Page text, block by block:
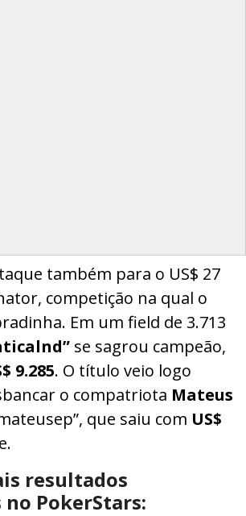
também para o US$ 27
competição na qual o
Em um field de 3.713
se sagrou campeão,
9.285. O título veio logo
o compatriota Mateus
que saiu com US$
resultados
PokerStars: